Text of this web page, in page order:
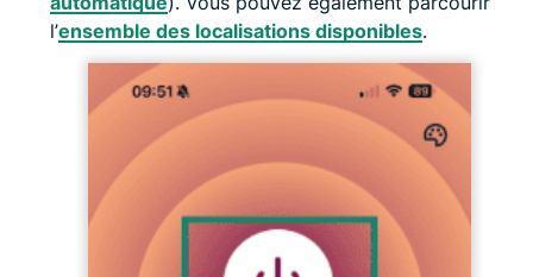
l’ensemble des localisations disponibles.